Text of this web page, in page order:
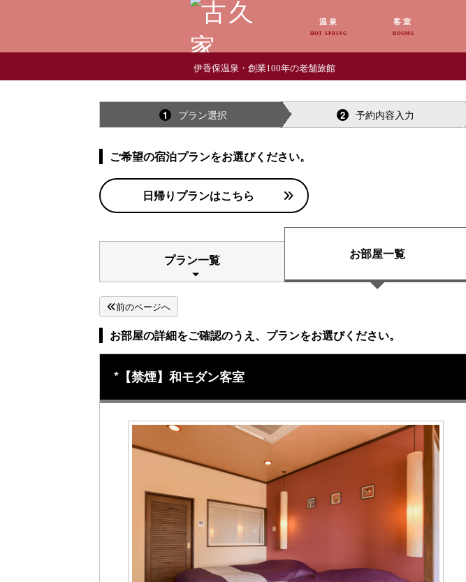
温泉
HOT SPRING
客室
ROOMS
伊香保温泉・創業100年の老舗旅館
1 プラン選択 2 予約内容入力
ご希望の宿泊プランをお選びください。
日帰りプランはこちら
プラン一覧 お部屋一覧
前のページへ
お部屋の詳細をご確認のうえ、プランをお選びください。
*【禁煙】和モダン客室